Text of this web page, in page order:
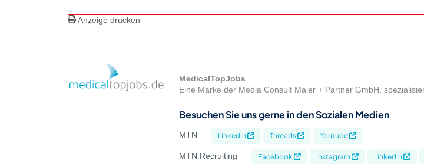
Anzeige drucken
MedicalTopJobs
Eine Marke der Media Consult Maier + Partner GmbH,
Besuchen Sie uns gerne in den Sozialen Medien
MTN Linkedin Threads Youtube
MTN Recruiting Facebook Instagram LinkedIn